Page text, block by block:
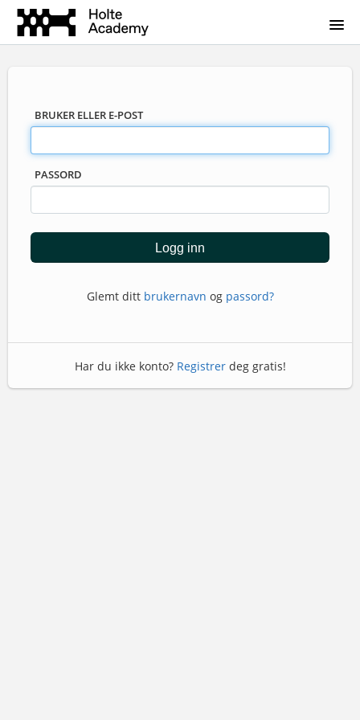
BRUKER ELLER E-POST
PASSORD
Glemt ditt brukernavn og passord?
Har du ikke konto? Registrerdeg gratis!